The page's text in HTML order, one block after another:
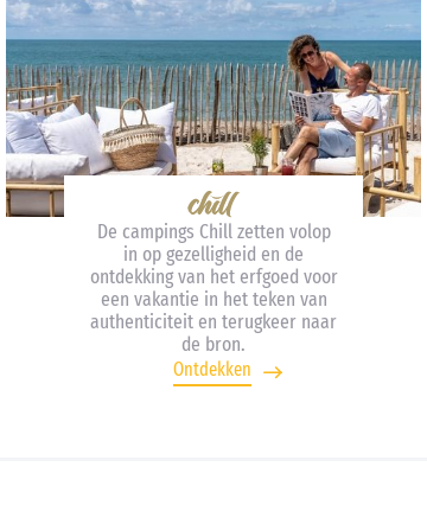
De campings Chill zetten volop
in op gezelligheid en de
ontdekking van het erfgoed voor
een vakantie in het teken van
authenticiteit en terugkeer naar
de bron.
Ontdekken